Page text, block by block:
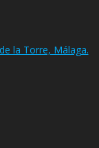
la Torre, Málaga.